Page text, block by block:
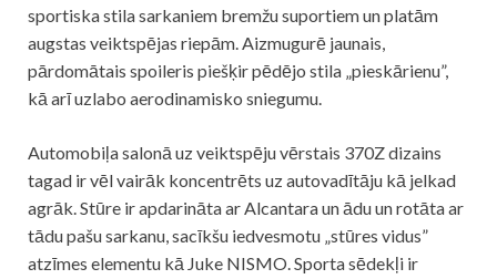
sportiska stila sarkaniem bremžu suportiem un platām
augstas veiktspējas riepām. Aizmugurē jaunais,
pārdomātais spoileris piešķir pēdējo stila „pieskārienu”,
kā arī uzlabo aerodinamisko sniegumu.
Automobiļa salonā uz veiktspēju vērstais 370Z dizains
tagad ir vēl vairāk koncentrēts uz autovadītāju kā jelkad
agrāk. Stūre ir apdarināta ar Alcantara un ādu un rotāta ar
tādu pašu sarkanu, sacīkšu iedvesmotu „stūres vidus”
atzīmes elementu kā Juke NISMO. Sporta sēdekļi ir